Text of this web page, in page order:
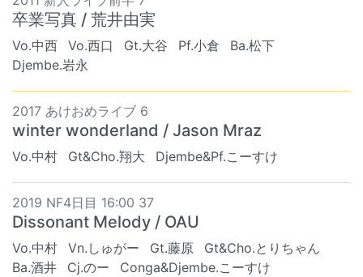
卒業写真 / 荒井由実
Vo.中西 Vo.西口 Gt.大谷 Pf.小倉
Ba.松下
Djembe.岩永
2017 あけおめライブ 6
winter wonderland / Jason Mraz
Vo.中村 Gt&Cho.翔大 Djembe&Pf.こーすけ
2019 NF4日目 16:00 37
Dissonant Melody / OAU
Vo.中村 Vn.しゅがー Gt.藤原
Gt&Cho.とりちゃん
Ba.酒井
Cj.のー Conga&Djembe.こーすけ